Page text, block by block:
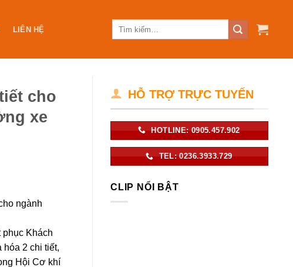
LIÊN HỆ
cho
xe
ngành
phục Khách
hóa 2 chi tiết,
Hội Cơ khí
HỖ TRỢ TRỰC TUYẾN
HOTLINE: 0905.457.902
TEL: 0236.3933.729
CLIP NỔI BẬT